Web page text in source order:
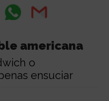
americana
o
ensuciar